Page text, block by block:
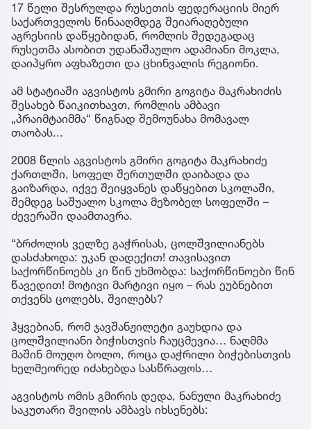
17 წელი შესრულდა რუსეთის ფედერაციის მიერ
საქართველოს წინააღმდეგ შეიარაღებული
აგრესიის დაწყებიდან, რომლის შედეგადაც
რუსეთმა ასობით უდანაშაულო ადამიანი მოკლა,
დაიპყრო აფხაზეთი და ცხინვალის რეგიონი.
ამ სტატიაში აგვისტოს გმირი გოგიტა მაკრახიძის
შესახებ წაიკითხავთ, რომლის ამბავი
„პრაიმტაიმმა“ წიგნად შემოუნახა მომავალ
თაობას...
2008 წლის აგვისტოს გმირი გოგიტა მაკრახიძე
ქართლში, სოფელ შერთულში დაიბადა და
გაიზარდა, იქვე შეიყვანეს დაწყებით სკოლაში,
შემდეგ საშუალო სკოლა მეზობელ სოფელში –
ძევერაში დაამთავრა.
“ბრძოლის ველზე გაჭრისას, ცოლშვილიანებს
დასძახოდა: უკან დადექით! თავისავით
საქორწინოებს კი წინ უხმობდა: საქორწინოები წინ
წავედით! მოტივი მარტივი იყო – რას ეუბნებით
თქვენს ცოლებს, შვილებს?
ჰყვებიან, რომ ჯავშანჟილეტი გაუხდია და
ცოლშვილიანი ბიჭისთვის ჩაუცმევია… ნაღმმა
მაშინ მოუღო ბოლო, როცა დაჭრილი ბიჭებისთვის
ხელმეორედ იძახებდა სასწრაფოს…
აგვისტოს ომის გმირის დედა, ნანული მაკრახიძე
საკუთარი შვილის ამბავს იხსენებს: